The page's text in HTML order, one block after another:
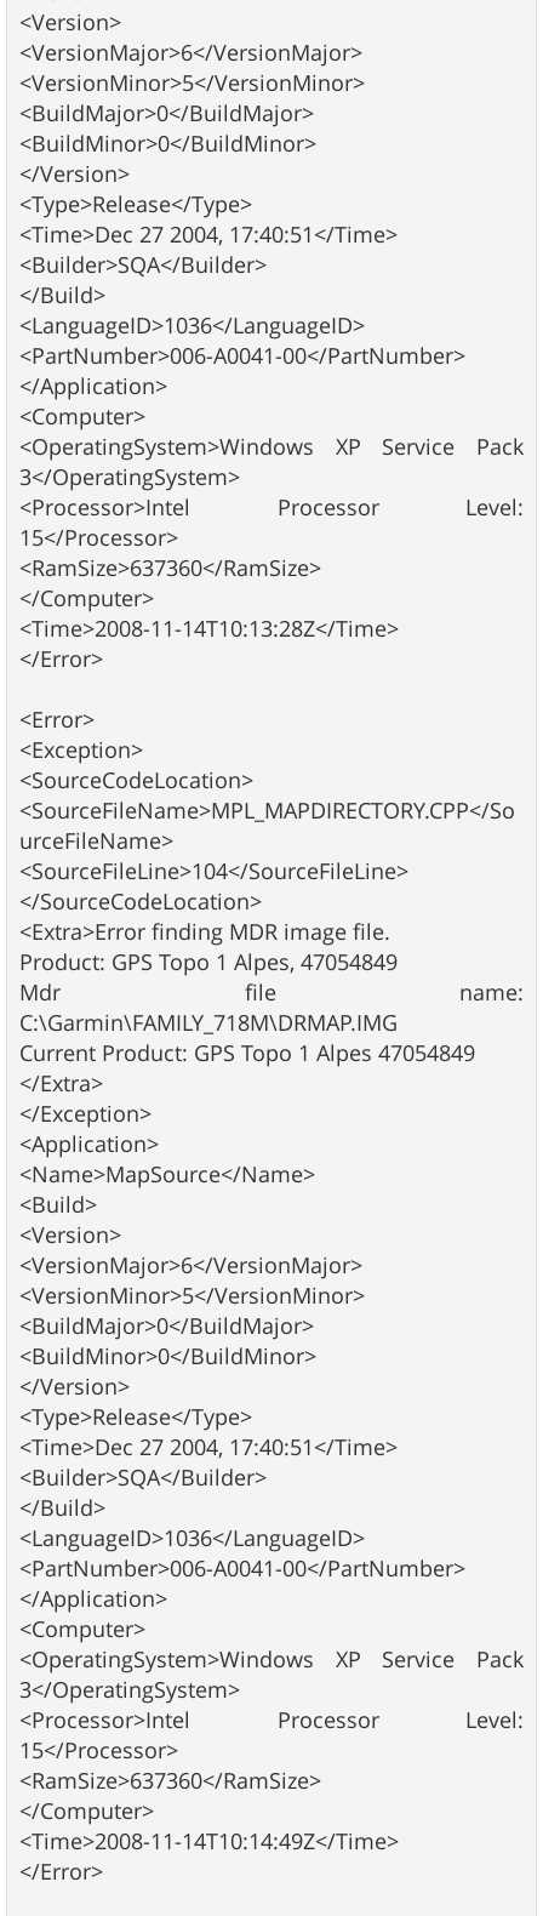
<Version>
<VersionMajor>6</VersionMajor>
<VersionMinor>5</VersionMinor>
<BuildMajor>0</BuildMajor>
<BuildMinor>0</BuildMinor>
</Version>
<Type>Release</Type>
<Time>Dec 27 2004, 17:40:51</Time>
<Builder>SQA</Builder>
</Build>
<LanguageID>1036</LanguageID>
<PartNumber>006-A0041-00</PartNumber>
</Application>
<Computer>
<OperatingSystem>Windows XP Service Pack
3</OperatingSystem>
<Processor>Intel Processor Level:
15</Processor>
<RamSize>637360</RamSize>
</Computer>
<Time>2008-11-14T10:13:28Z</Time>
</Error>
<Error>
<Exception>
<SourceCodeLocation>
<SourceFileName>MPL_MAPDIRECTORY.CPP</So
urceFileName>
<SourceFileLine>104</SourceFileLine>
</SourceCodeLocation>
<Extra>Error finding MDR image file.
Product: GPS Topo 1 Alpes, 47054849
Mdr file name:
C:\Garmin\FAMILY_718M\DRMAP.IMG
Current Product: GPS Topo 1 Alpes 47054849
</Extra>
</Exception>
<Application>
<Name>MapSource</Name>
<Build>
<Version>
<VersionMajor>6</VersionMajor>
<VersionMinor>5</VersionMinor>
<BuildMajor>0</BuildMajor>
<BuildMinor>0</BuildMinor>
</Version>
<Type>Release</Type>
<Time>Dec 27 2004, 17:40:51</Time>
<Builder>SQA</Builder>
</Build>
<LanguageID>1036</LanguageID>
<PartNumber>006-A0041-00</PartNumber>
</Application>
<Computer>
<OperatingSystem>Windows XP Service Pack
3</OperatingSystem>
<Processor>Intel Processor Level:
15</Processor>
<RamSize>637360</RamSize>
</Computer>
<Time>2008-11-14T10:14:49Z</Time>
</Error>